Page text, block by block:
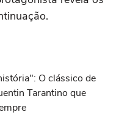
O clássico de
Tarantino que